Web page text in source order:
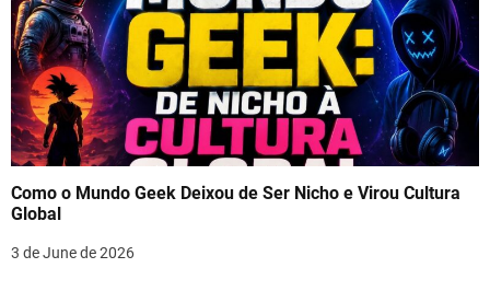
Como o Mundo Geek Deixou de Ser Nicho e Virou Cultura
Global
3 de June de 2026